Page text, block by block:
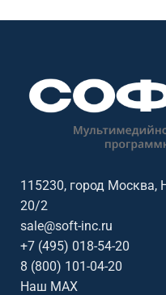
HDMI, 4K60
115230, город Москва,
20/2
sale@soft-inc.ru
+7 (495) 018-54-20
8 (800) 101-04-20
Наш MAX